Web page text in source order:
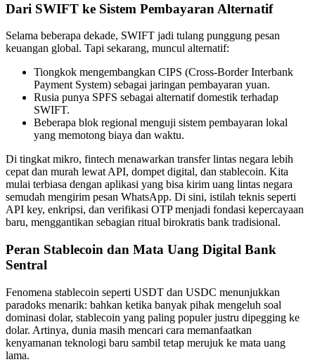
Dari SWIFT ke Sistem Pembayaran Alternatif
Selama beberapa dekade, SWIFT jadi tulang punggung pesan
keuangan global. Tapi sekarang, muncul alternatif:
Tiongkok mengembangkan CIPS (Cross-Border Interbank
Payment System) sebagai jaringan pembayaran yuan.
Rusia punya SPFS sebagai alternatif domestik terhadap
SWIFT.
Beberapa blok regional menguji sistem pembayaran lokal
yang memotong biaya dan waktu.
Di tingkat mikro, fintech menawarkan transfer lintas negara lebih
cepat dan murah lewat API, dompet digital, dan stablecoin. Kita
mulai terbiasa dengan aplikasi yang bisa kirim uang lintas negara
semudah mengirim pesan WhatsApp. Di sini, istilah teknis seperti
API key, enkripsi, dan verifikasi OTP menjadi fondasi kepercayaan
baru, menggantikan sebagian ritual birokratis bank tradisional.
Peran Stablecoin dan Mata Uang Digital Bank
Sentral
Fenomena stablecoin seperti USDT dan USDC menunjukkan
paradoks menarik: bahkan ketika banyak pihak mengeluh soal
dominasi dolar, stablecoin yang paling populer justru dipegging ke
dolar. Artinya, dunia masih mencari cara memanfaatkan
kenyamanan teknologi baru sambil tetap merujuk ke mata uang
lama.